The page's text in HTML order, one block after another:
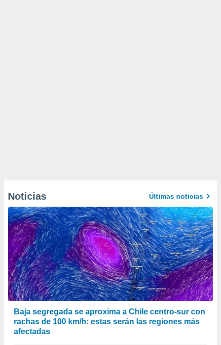
Noticias Últimas noticias
Baja segregada se aproxima a Chile centro-sur con
rachas de 100 km/h: estas serán las regiones más
afectadas